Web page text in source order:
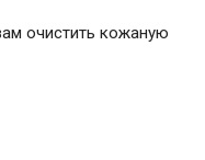
очистить кожаную